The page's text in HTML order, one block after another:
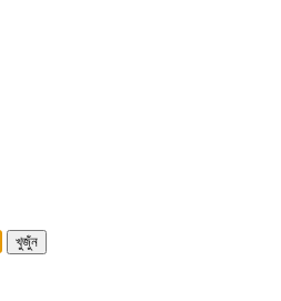
খুজুঁন